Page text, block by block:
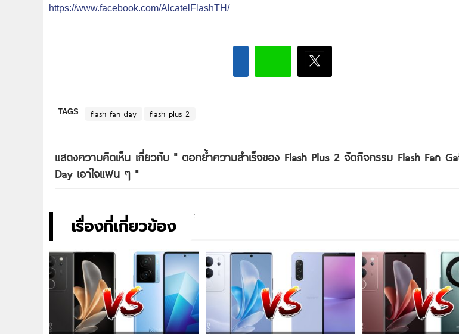
https://www.facebook.com/AlcatelFlashTH/
TAGS flash fan day flash plus 2
แสดงความคิดเห็น เกี่ยวกับ " ตอกย้ำความสำเร็จของ Flash Plus 2 จัดกิจกรรม Flash Fan
Day เอาใจแฟน ๆ"
เรื่องที่เกี่ยวข้อง